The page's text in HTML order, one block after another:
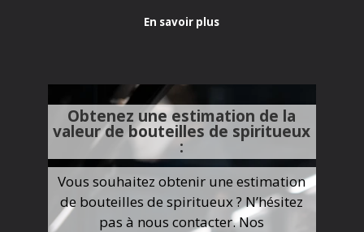
En savoir plus
Obtenez une estimation de la
valeur de bouteilles de spiritueux
:
Vous souhaitez obtenir une estimation
de bouteilles de spiritueux ? N’hésitez
pas à nous contacter. Nos